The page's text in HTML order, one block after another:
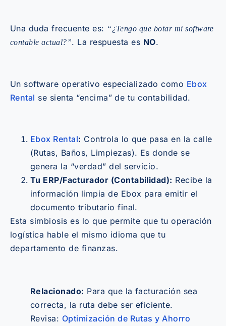
Una duda frecuente es: “¿Tengo que botar mi software
contable actual?”. La respuesta es NO.
Un software operativo especializado como Ebox
Rental se sienta “encima” de tu contabilidad.
Ebox Rental: Controla lo que pasa en la calle
(Rutas, Baños, Limpiezas). Es donde se
genera la “verdad” del servicio.
Tu ERP/Facturador (Contabilidad): Recibe la
información limpia de Ebox para emitir el
documento tributario final.
Esta simbiosis es lo que permite que tu operación
logística hable el mismo idioma que tu
departamento de finanzas.
Relacionado: Para que la facturación sea
correcta, la ruta debe ser eficiente.
Revisa: Optimización de Rutas y Ahorro